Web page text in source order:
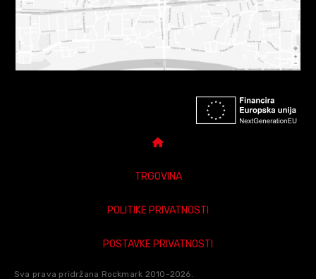
TRGOVINA
POLITIKE PRIVATNOSTI
POSTAVKE PRIVATNOSTI
Sva prava pridržana Rockmark 2010-2026.